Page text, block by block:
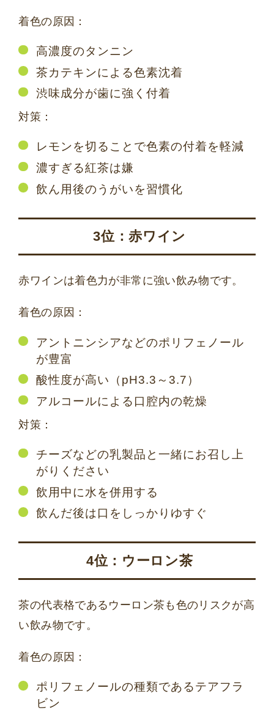
着色の原因：
高濃度のタンニン
茶カテキンによる色素沈着
渋味成分が歯に強く付着
対策：
レモンを切ることで色素の付着を軽減
濃すぎる紅茶は嫌
飲ん用後のうがいを習慣化
3位：赤ワイン
赤ワインは着色力が非常に強い飲み物です。
着色の原因：
アントニンシアなどのポリフェノール
が豊富
酸性度が高い（pH3.3～3.7）
アルコールによる口腔内の乾燥
対策：
チーズなどの乳製品と一緒にお召し上
がりください
飲用中に水を併用する
飲んだ後は口をしっかりゆすぐ
4位：ウーロン茶
茶の代表格であるウーロン茶も色のリスクが高
い飲み物です。
着色の原因：
ポリフェノールの種類であるテアフラ
ビン